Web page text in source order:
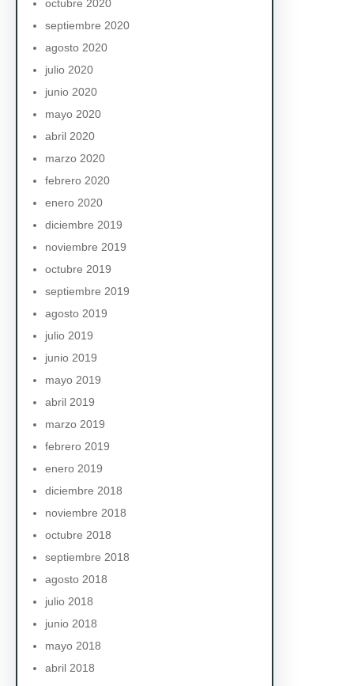
octubre 2020
septiembre 2020
agosto 2020
julio 2020
junio 2020
mayo 2020
abril 2020
marzo 2020
febrero 2020
enero 2020
diciembre 2019
noviembre 2019
octubre 2019
septiembre 2019
agosto 2019
julio 2019
junio 2019
mayo 2019
abril 2019
marzo 2019
febrero 2019
enero 2019
diciembre 2018
noviembre 2018
octubre 2018
septiembre 2018
agosto 2018
julio 2018
junio 2018
mayo 2018
abril 2018